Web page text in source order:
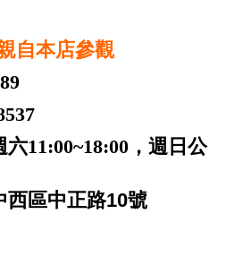
自本店參觀
11:00~18:00，週日公
西區中正路10號